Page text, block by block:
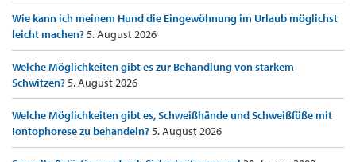
Wie kann ich meinem Hund die Eingewöhnung im Urlaub möglichst
leicht machen?5. August 2026
Welche Möglichkeiten gibt es zur Behandlung von starkem
Schwitzen?5. August 2026
Welche Möglichkeiten gibt es, Schweißhände und Schweißfüße mit
Iontophorese zu behandeln?5. August 2026